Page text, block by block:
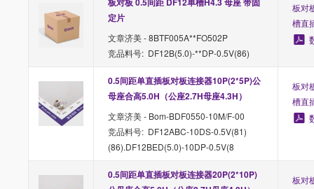
定片
文章济美 - 8BTF005A**FO502P
竞品料号: DF12B(5.0)-**DP-0.5V(86)
板对
槽直
0.5间距单直插板对板连接器10P(2*5P)公
母座合高5.0H（公座2.7H母座4.3H）
文章济美 - Bom-BDF0550-10M/F-00
竞品料号: DF12ABC-10DS-0.5V(81)
(86).DF12BED(5.0)-10DP-0.5V(8
板对
槽直
0.5间距单直插板对板连接器20P(2*10P)
板对